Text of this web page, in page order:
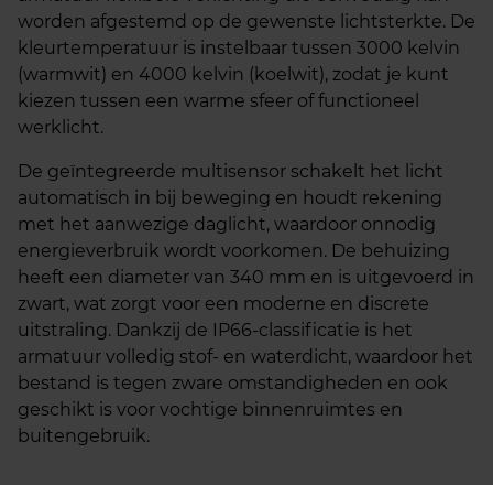
worden afgestemd op de gewenste lichtsterkte. De
kleurtemperatuur is instelbaar tussen 3000 kelvin
(warmwit) en 4000 kelvin (koelwit), zodat je kunt
kiezen tussen een warme sfeer of functioneel
werklicht.
De geïntegreerde multisensor schakelt het licht
automatisch in bij beweging en houdt rekening
met het aanwezige daglicht, waardoor onnodig
energieverbruik wordt voorkomen. De behuizing
heeft een diameter van 340 mm en is uitgevoerd in
zwart, wat zorgt voor een moderne en discrete
uitstraling. Dankzij de IP66-classificatie is het
armatuur volledig stof- en waterdicht, waardoor het
bestand is tegen zware omstandigheden en ook
geschikt is voor vochtige binnenruimtes en
buitengebruik.